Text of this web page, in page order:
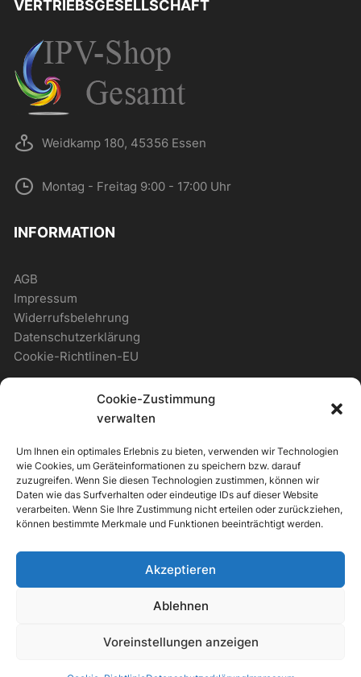
Cookie-Zustimmung
verwalten
Um Ihnen ein optimales Erlebnis zu bieten, verwenden wir Technologien
wie Cookies, um Geräteinformationen zu speichern bzw. darauf
zuzugreifen. Wenn Sie diesen Technologien zustimmen, können wir
Daten wie das Surfverhalten oder eindeutige IDs auf dieser Website
verarbeiten. Wenn Sie Ihre Zustimmung nicht erteilen oder zurückziehen,
können bestimmte Merkmale und Funktionen beeinträchtigt werden.
Akzeptieren
Ablehnen
Voreinstellungen anzeigen
VERTRIEBSGESELLSCHAFT
Weidkamp 180, 45356 Essen
Montag - Freitag 9:00 - 17:00 Uhr
INFORMATION
AGB
Impressum
Widerrufsbelehrung
Datenschutzerklärung
Cookie-Richtlinen-EU
WICHTIGES
Zahlungsmöglichkeiten
Versandmöglichkeiten
Newsletter
ALLGEMEIN
Orchid Store Theme vonThemebeez